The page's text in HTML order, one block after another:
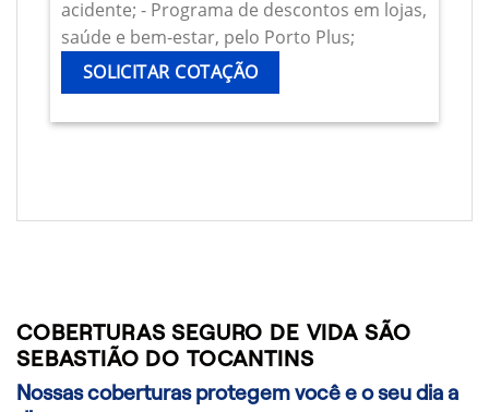
acidente; - Programa de descontos em lojas,
saúde e bem-estar, pelo Porto Plus;
SOLICITAR COTAÇÃO
COBERTURAS SEGURO DE VIDA SÃO
SEBASTIÃO DO TOCANTINS
Nossas coberturas protegem você e o seu dia a